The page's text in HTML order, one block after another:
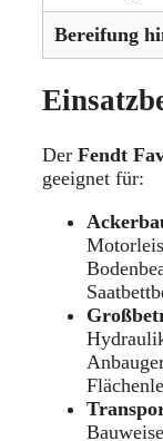
Bereifung
Der Fendt
geeignet für: